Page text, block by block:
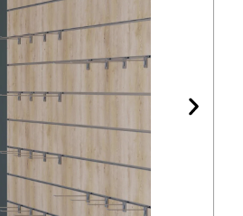
стелажів обладнано
ножів та
з акцентом на
за категоріями
враховувати при